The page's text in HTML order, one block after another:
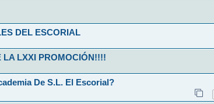
DEL ESCORIAL
LA LXXI PROMOCIÓN!!!!
De S.L. El Escorial?